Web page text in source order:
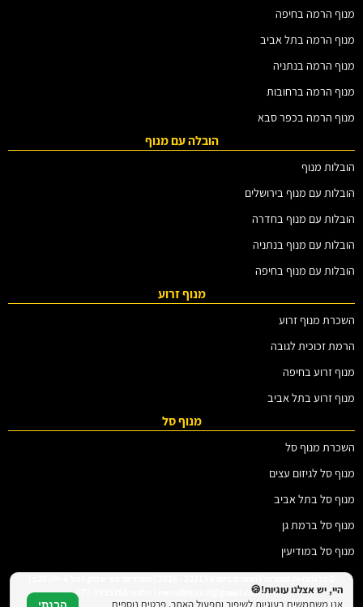
מנוף הרמה בחיפה
מנוף הרמה בתל אביב
מנוף הרמה בנתניה
מנוף הרמה ברחובות
מנוף הרמה בכפר סבא
הובלה עם מנוף
הובלות מנוף
הובלות עם מנוף בירושלים
הובלות עם מנוף בחדרה
הובלות עם מנוף בנתניה
הובלות עם מנוף בחיפה
מנוף זרוע
השכרת מנוף זרוע
הרמת זכוכית לגובה
מנוף זרוע בחיפה
מנוף זרוע בתל אביב
מנוף סל
השכרת מנוף סל
מנוף סל לגיזום עצים
מנוף סל בתל אביב
מנוף סל ברמת גן
מנוף סל במודיעין
דוא"ל: menofim.co.il@gmail.com | טלפון: 077-9995266
היי, יש אצלנו עוגיות!🍪
אנו משתמשים בעוגיות לשיפור ותפעול האתר. פרטים נוספים
הבנתי